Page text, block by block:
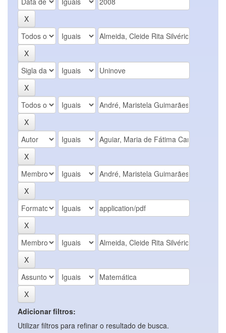
Adicionar filtros:
Utilizar filtros para refinar o resultado de busca.